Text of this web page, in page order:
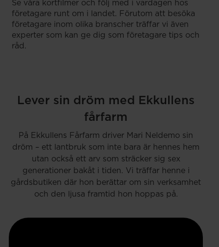
Se våra kortfilmer och följ med i vardagen hos
företagare runt om i landet. Förutom att besöka
företagare inom olika branscher träffar vi även
experter som kan ge dig som företagare tips och
råd.
Lever sin dröm med Ekkullens
fårfarm
På Ekkullens Fårfarm driver Mari Neldemo sin
dröm – ett lantbruk som inte bara är hennes hem
utan också ett arv som sträcker sig sex
generationer bakåt i tiden. Vi träffar henne i
gårdsbutiken där hon berättar om sin verksamhet
och den ljusa framtid hon hoppas på.